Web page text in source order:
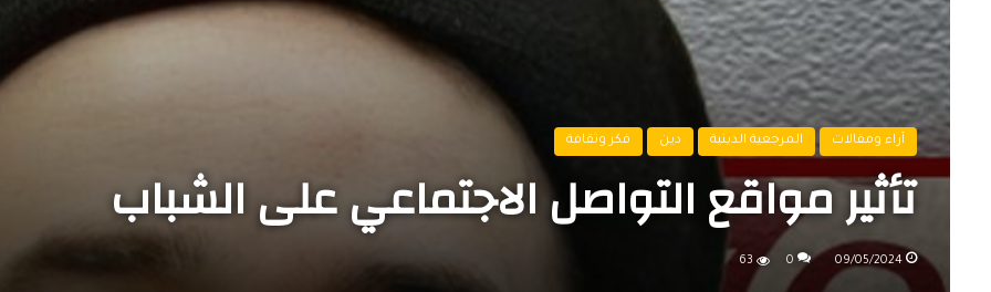
آراء ومقالات المرجعية الدينية دين فكر وثقافة
تأثير مواقع التواصل الاجتماعي على الشباب
09/05/2024
0
63